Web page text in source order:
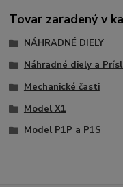
Tovar zaradený v
NÁHRADNÉ DIELY
Náhradné diely a
Mechanické časti
Model X1
Model P1P a P1S